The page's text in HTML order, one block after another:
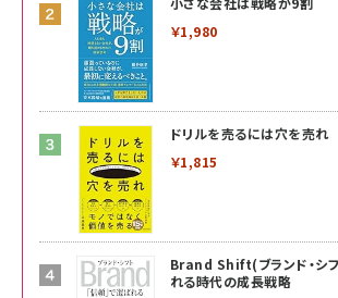
￥1,980
ドリルを売るには穴を売れ
￥1,815
Brand Shift(ブランド・シフ
れる時代の成長戦略